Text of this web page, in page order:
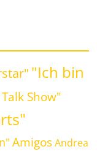
"Ich bin
Show"
Amigos Andrea